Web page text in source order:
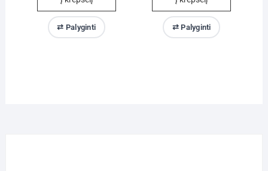
⇄ Palyginti ⇄ Palyginti